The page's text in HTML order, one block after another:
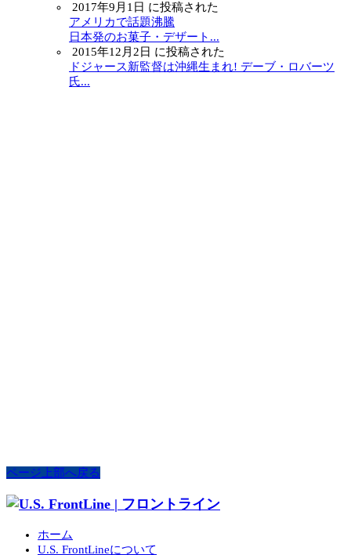
2017年9月1日 に投稿された
アメリカで話題沸騰
日本発のお菓子・デザート...
2015年12月2日 に投稿された
ドジャース新監督は沖縄生まれ! デーブ・ロバーツ
氏...
ページ上部へ戻る
ホーム
U.S. FrontLineについて